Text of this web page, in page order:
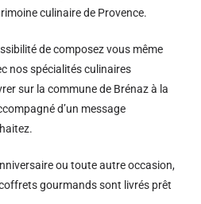
culinaire de Provence.
de composez vous même
nos spécialités culinaires
sur la commune de Brénaz à la
d’un message
ou toute autre occasion,
gourmands sont livrés prêt